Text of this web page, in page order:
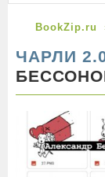
BookZip.ru
ЧАРЛИ